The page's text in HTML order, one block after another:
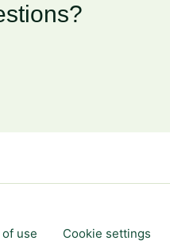
use Cookie settings